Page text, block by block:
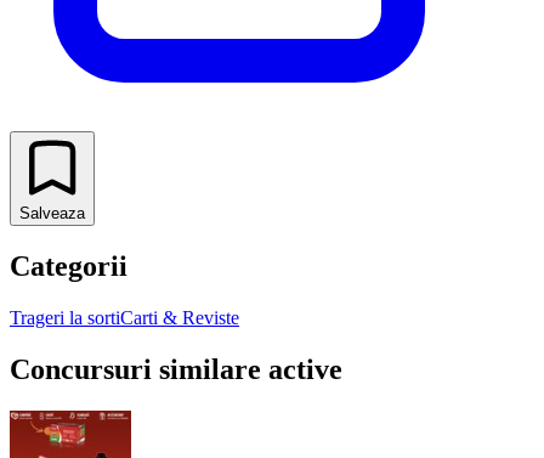
Salveaza
Categorii
Trageri la sortiCarti & Reviste
Concursuri similare active